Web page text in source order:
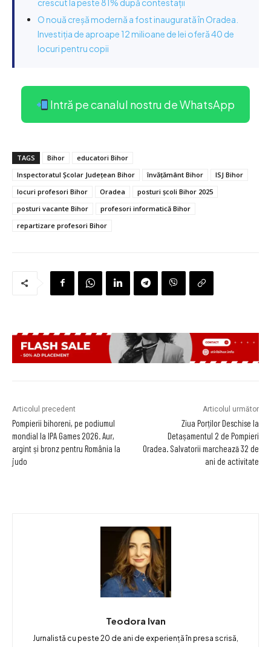
crescut la peste 81% după contestații
O nouă creșă modernă a fost inaugurată în Oradea.
Investiția de aproape 12 milioane de lei oferă 40 de
locuri pentru copii
Intră pe canalul nostru de WhatsApp
TAGS Bihor
educatori Bihor
Inspectoratul Școlar Județean Bihor
învățământ Bihor
ISJ Bihor
locuri profesori Bihor
Oradea
posturi școli Bihor 2025
posturi vacante Bihor
profesori informatică Bihor
repartizare profesori Bihor
Articolul precedent
Pompierii bihoreni, pe podiumul
mondial la IPA Games 2026. Aur,
argint și bronz pentru România la
judo
Articolul următor
Ziua Porților Deschise la
Detașamentul 2 de Pompieri
Oradea. Salvatorii marchează 32 de
ani de activitate
Teodora Ivan
Jurnalistă cu peste 20 de ani de experiență în presa scrisă,